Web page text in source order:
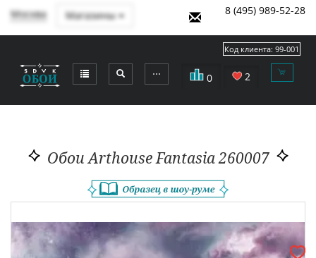
Москва Магазины 8 (495) 989-52-28
⋯ 0 2
Код клиента: 99-001
Обои Arthouse Fantasia 260007